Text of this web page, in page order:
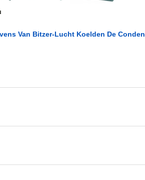
Van Bitzer-Lucht Koelden De